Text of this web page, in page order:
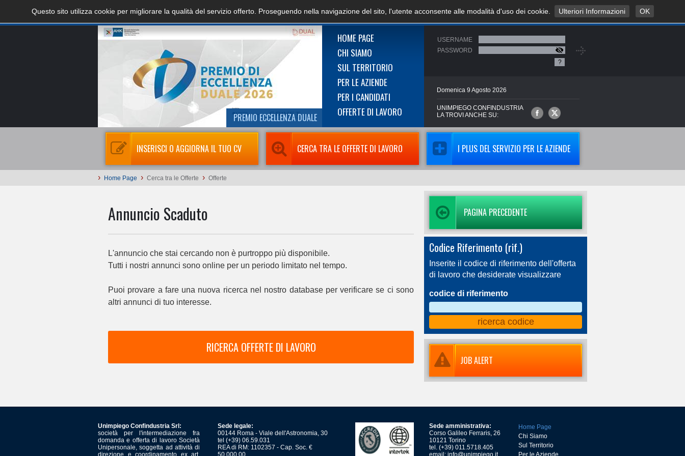
PREMIO ECCELLENZA DUALE
HOME PAGE
CHI SIAMO
SUL TERRITORIO
PER LE AZIENDE
PER I CANDIDATI
OFFERTE DI LAVORO
USERNAME
PASSWORD
?
Domenica 9 Agosto 2026
UNIMPIEGO CONFINDUSTRIA
LA TROVI ANCHE SU:
INSERISCI O AGGIORNA IL TUO CV CERCA TRA LE OFFERTE DI LAVORO I PLUS DEL SERVIZIO PER LE AZIENDE
› Home Page › Cerca tra le Offerte › Offerte
Annuncio Scaduto
L'annuncio che stai cercando non è purtroppo più disponibile.
Tutti i nostri annunci sono online per un periodo limitato nel tempo.
Puoi provare a fare una nuova ricerca nel nostro database per verificare se ci sono
altri annunci di tuo interesse.
RICERCA OFFERTE DI LAVORO
PAGINA PRECEDENTE
Codice Riferimento (rif.)
Inserite il codice di riferimento dell'offerta
di lavoro che desiderate visualizzare
codice di riferimento
JOB ALERT
Unimpiego Confindustria Srl:
società per l'intermediazione fra
domanda e offerta di lavoro Società
Unipersonale, soggetta ad attività di
direzione e coordinamento ex art.
Sede legale:
00144 Roma - Viale dell'Astronomia, 30
tel (+39) 06.59.031
REA di RM: 1102357 - Cap. Soc. €
50.000,00
Sede amministrativa:
Corso Galileo Ferraris, 26
10121 Torino
tel. (+39) 011.5718.405
email: info@unimpiego.it
Home Page
Chi Siamo
Sul Territorio
Per le Aziende
Questo sito utilizza cookie per migliorare la qualità del servizio offerto. Proseguendo nella navigazione del sito, l'utente acconsente alle modalità d'uso dei cookie. Ulteriori Informazioni OK